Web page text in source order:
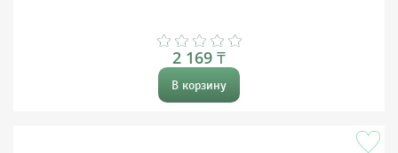
2 169 ₸
В корзину